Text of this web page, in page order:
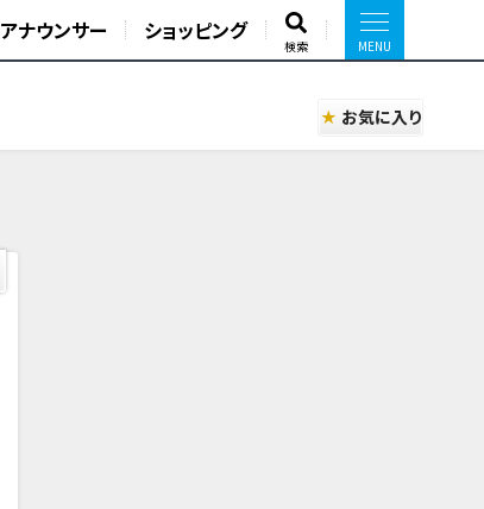
アナウンサー ショッピング
検索
お気に入り